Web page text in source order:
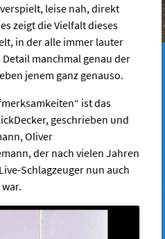
leise nah, direkt
zeigt die Vielfalt dieses
in der alle immer lauter
manchmal genau der
jenem ganz genauso.
ist das
geschrieben und
Oliver
der nach vielen Jahren
Schlagzeuger nun auch